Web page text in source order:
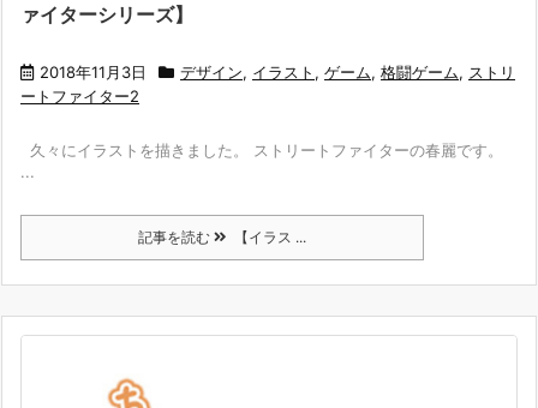
ァイターシリーズ】
2018年11月3日 デザイン, イラスト , ゲーム, 格闘ゲーム, ストリ
ートファイター2
久々にイラストを描きました。 ストリートファイターの春麗です。
...
記事を読む 【イラス ...